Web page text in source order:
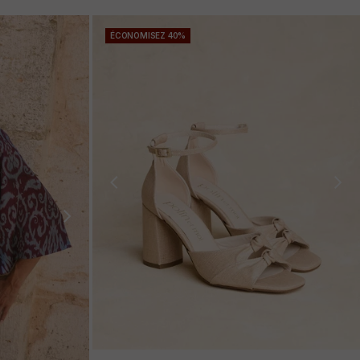
ÉCONOMISEZ 40%